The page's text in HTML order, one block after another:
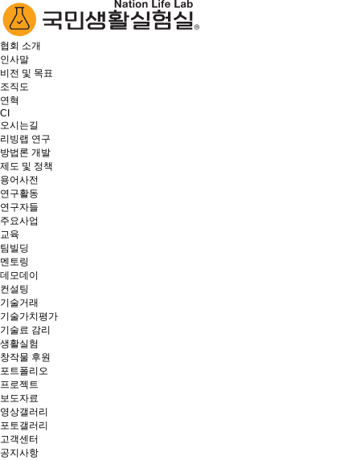
협회 소개
인사말
비전 및 목표
조직도
연혁
CI
오시는길
리빙랩 연구
방법론 개발
제도 및 정책
용어사전
연구활동
연구자들
주요사업
교육
팀빌딩
멘토링
데모데이
컨설팅
기술거래
기술가치평가
기술료 감리
생활실험
창작물 후원
포트폴리오
프로젝트
보도자료
영상갤러리
포토갤러리
고객센터
공지사항